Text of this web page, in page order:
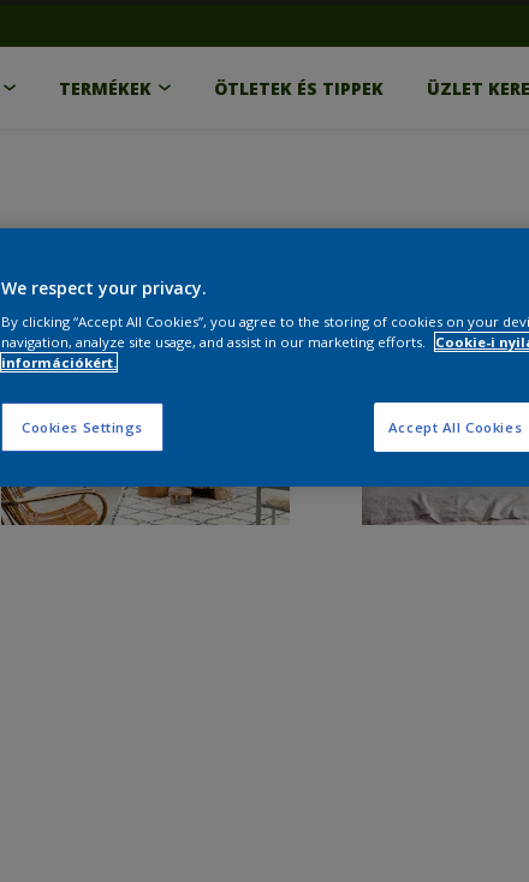
TERMÉKEK ÖTLETEK ÉS TIPPEK ÜZLET
We respect your privacy.
By clicking “Accept All Cookies”, you agree to the storing of cookies on your
navigation, analyze site usage, and assist in our marketing efforts.
Cookie-i
információkért.
Cookies Settings Accept All Cookies